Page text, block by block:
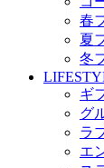
春
夏
冬
ギ
グ
ラ
エ